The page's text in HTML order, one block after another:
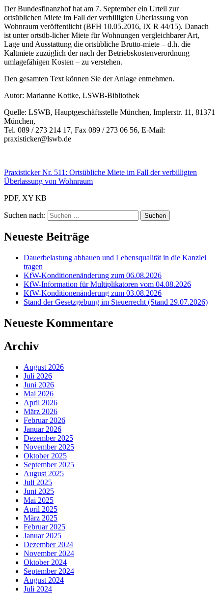
Der Bundesfinanzhof hat am 7. September ein Urteil zur
ortsüblichen Miete im Fall der verbilligten Überlassung von
Wohnraum veröffentlicht (BFH 10.05.2016, IX R 44/15). Danach
ist unter ortsüb-licher Miete für Wohnungen vergleichbarer Art,
Lage und Ausstattung die ortsübliche Brutto-miete – d.h. die
Kaltmiete zuzüglich der nach der Betriebskostenverordnung
umlagefähigen Kosten – zu verstehen.
Den gesamten Text können Sie der Anlage entnehmen.
Autor: Marianne Kottke, LSWB-Bibliothek
Quelle: LSWB, Hauptgeschäftsstelle München, Implerstr. 11, 81371
München,
Tel. 089 / 273 214 17, Fax 089 / 273 06 56, E-Mail:
praxisticker@lswb.de
Praxisticker Nr. 511: Ortsübliche Miete im Fall der verbilligten
Überlassung von Wohnraum
PDF, XY KB
Suchen nach:
Neueste Beiträge
Dauerbelastung abbauen und Lebensqualität in die Kanzlei
tragen
KfW-Konditionenänderung zum 06.08.2026
KfW-Information für Multiplikatoren vom 04.08.2026
KfW-Konditionenänderung zum 03.08.2026
Stand der Gesetzgebung im Steuerrecht (Stand 29.07.2026)
Neueste Kommentare
Archiv
August 2026
Juli 2026
Juni 2026
Mai 2026
April 2026
März 2026
Februar 2026
Januar 2026
Dezember 2025
November 2025
Oktober 2025
September 2025
August 2025
Juli 2025
Juni 2025
Mai 2025
April 2025
März 2025
Februar 2025
Januar 2025
Dezember 2024
November 2024
Oktober 2024
September 2024
August 2024
Juli 2024